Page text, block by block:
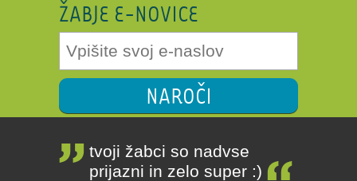
ŽABJE E-NOVICE
NAROČI
tvoji žabci so nadvse
prijazni in zelo super :)